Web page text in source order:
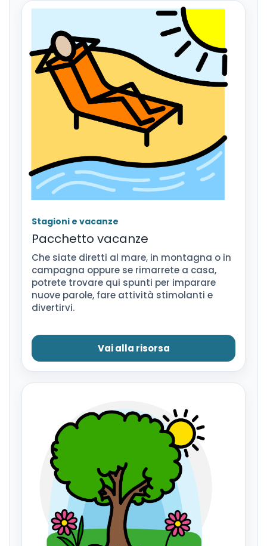
Stagioni e vacanze
Pacchetto vacanze
Che siate diretti al mare, in montagna o in
campagna oppure se rimarrete a casa,
potrete trovare qui spunti per imparare
nuove parole, fare attività stimolanti e
divertirvi.
Vai alla risorsa